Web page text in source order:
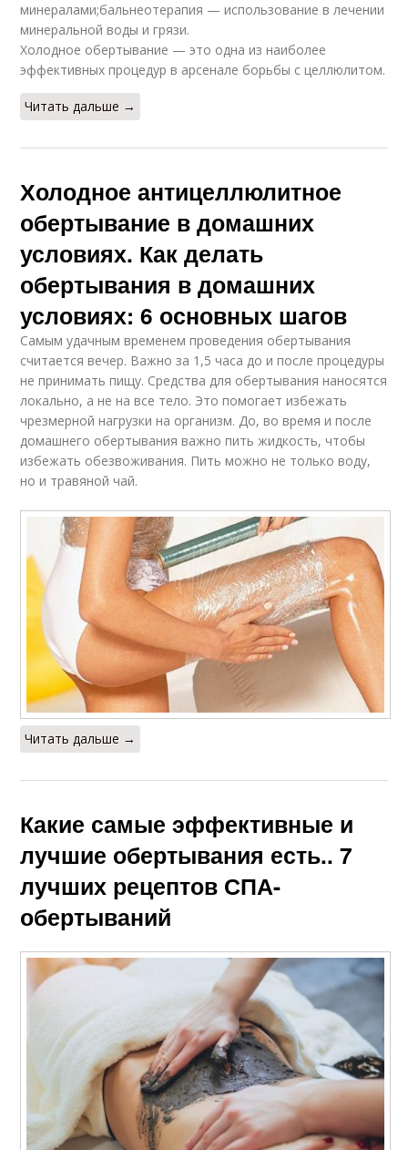
минералами;бальнеотерапия — использование в лечении
минеральной воды и грязи.
Холодное обертывание — это одна из наиболее
эффективных процедур в арсенале борьбы с целлюлитом.
Читать дальше →
Холодное антицеллюлитное
обертывание в домашних
условиях. Как делать
обертывания в домашних
условиях: 6 основных шагов
Самым удачным временем проведения обертывания
считается вечер. Важно за 1,5 часа до и после процедуры
не принимать пищу. Средства для обертывания наносятся
локально, а не на все тело. Это помогает избежать
чрезмерной нагрузки на организм. До, во время и после
домашнего обертывания важно пить жидкость, чтобы
избежать обезвоживания. Пить можно не только воду,
но и травяной чай.
Читать дальше →
Какие самые эффективные и
лучшие обертывания есть.. 7
лучших рецептов СПА-
обертываний